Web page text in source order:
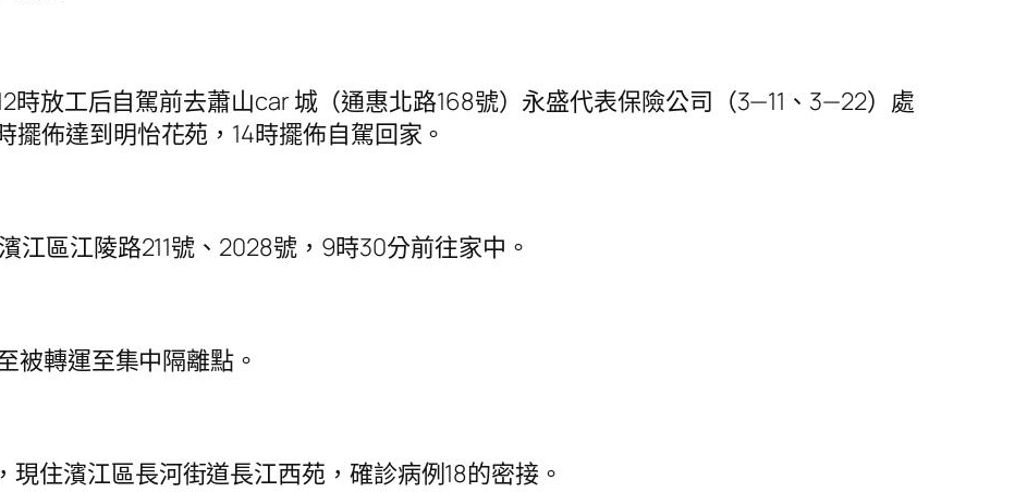
放工后自駕前去蕭山car 城（通惠北路168號）永盛代表保險公司（3—11、3—22）處
佈達到明怡花苑，14時擺佈自駕回家。
區江陵路211號、2028號，9時30分前往家中。
轉運至集中隔離點。
現住濱江區長河街道長江西苑，確診病例18的密接。